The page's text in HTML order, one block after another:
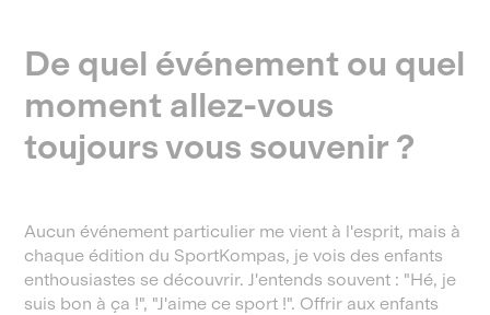
De quel événement ou quel
moment allez-vous
toujours vous souvenir ?
Aucun événement particulier me vient à l'esprit, mais à
chaque édition du SportKompas, je vois des enfants
enthousiastes se découvrir. J'entends souvent : "Hé, je
suis bon à ça !", "J'aime ce sport !". Offrir aux enfants